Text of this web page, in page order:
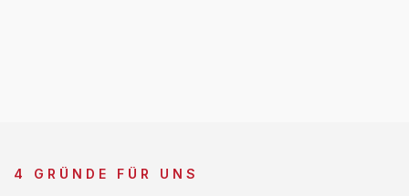
4 GRÜNDE FÜR UNS